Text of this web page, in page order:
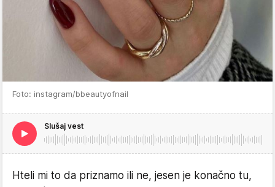
Foto: instagram/bbeautyofnail
Slušaj vest
Hteli mi to da priznamo ili ne, jesen je konačno tu,